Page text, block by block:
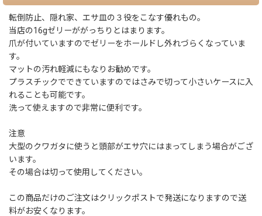
転倒防止、隠れ家、エサ皿の３役をこなす優れもの。
当店の16gゼリーががっちりとはまります。
爪が付いていますのでゼリーをホールドし外れづらくなっていま
す。
マットの汚れ軽減にもなりお勧めです。
プラスチックでできていますのではさみで切って小さいケースに入
れることも可能です。
洗って使えますので非常に便利です。
注意
大型のクワガタに使うと頭部がエサ穴にはまってしまう場合がござ
います。
その場合は切って使用してください。
この商品だけのご注文はクリックポストで発送になりますので送
料がお安くなります。